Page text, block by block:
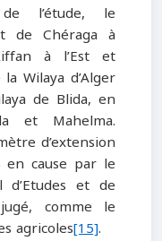
l’étude, le
de Chéraga à
à l’Est et
Wilaya d’Alger
de Blida, en
et Mahelma.
d’extension
en cause par le
d’Etudes et de
comme le
agricoles[15].